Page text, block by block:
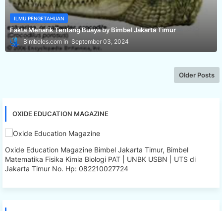
ILMU PENGETAHUAN
Fakta Menarik Tentang Buaya by Bimbel Jakarta Timur
Bimbeles.com September 03, 2024
Older Posts
OXIDE EDUCATION MAGAZINE
Oxide Education Magazine Bimbel Jakarta Timur, Bimbel
Matematika Fisika Kimia Biologi PAT | UNBK USBN | UTS di
Jakarta Timur No. Hp: 082210027724